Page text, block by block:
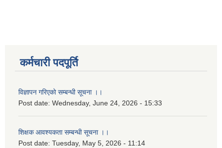
कर्मचारी पदपूर्ति
विज्ञापन गरिएको सम्बन्धी सूचना ।।
Post date: Wednesday, June 24, 2026 - 15:33
शिक्षक आवश्यकता सम्बन्धी सूचना ।।
Post date: Tuesday, May 5, 2026 - 11:14